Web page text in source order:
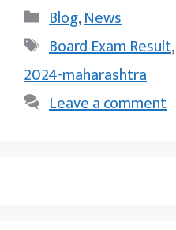
Categories
Blog,News
Tags
Board Exam Result,
2024-maharashtra
Leave a comment